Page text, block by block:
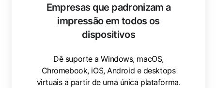
Empresas que padronizam a
impressão em todos os
dispositivos
Dê suporte a Windows, macOS,
Chromebook, iOS, Android e desktops
virtuais a partir de uma única plataforma.